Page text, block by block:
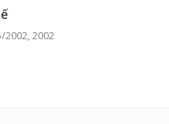
2002